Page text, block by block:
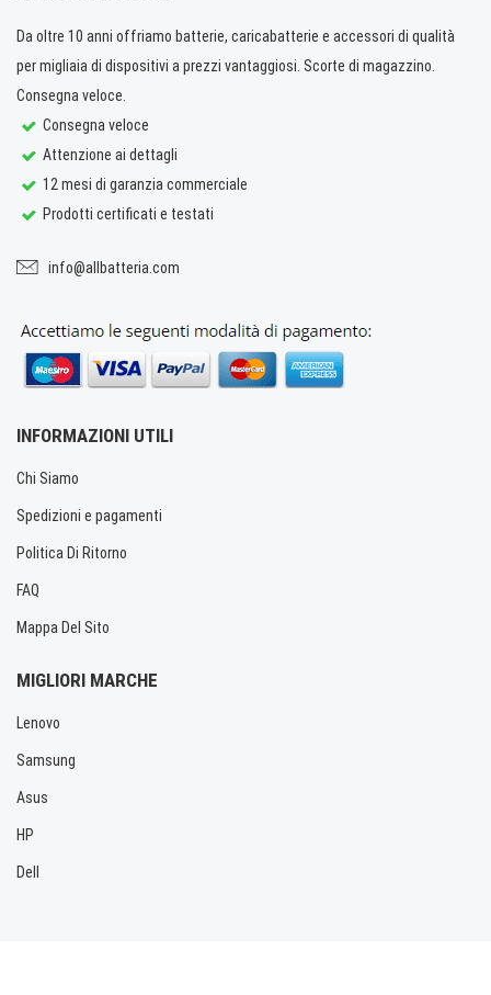
Da oltre 10 anni offriamo batterie, caricabatterie e accessori di qualità
per migliaia di dispositivi a prezzi vantaggiosi. Scorte di magazzino.
Consegna veloce.
Consegna veloce
Attenzione ai dettagli
12 mesi di garanzia commerciale
Prodotti certificati e testati
info@allbatteria.com
INFORMAZIONI UTILI
Chi Siamo
Spedizioni e pagamenti
Politica Di Ritorno
FAQ
Mappa Del Sito
MIGLIORI MARCHE
Lenovo
Samsung
Asus
HP
Dell